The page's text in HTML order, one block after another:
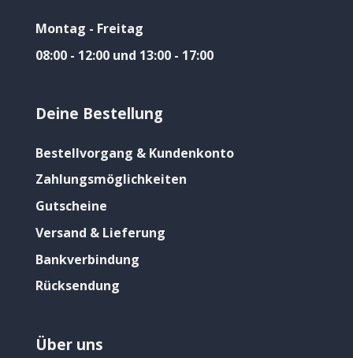
Montag - Freitag
08:00 - 12:00 und 13:00 - 17:00
Deine Bestellung
Bestellvorgang & Kundenkonto
Zahlungsmöglichkeiten
Gutscheine
Versand & Lieferung
Bankverbindung
Rücksendung
Über uns